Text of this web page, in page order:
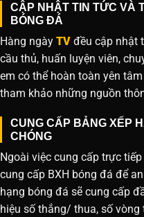
CẬP NHẬT TIN TỨC VÀ
BÓNG ĐÁ
Hàng ngày TV đều cập nhật
cầu thủ, huấn luyện viên,
em có thể hoàn toàn yên
tham khảo những nguồn
CUNG CẤP BẢNG XẾP
CHÓNG
Ngoài việc cung cấp trực
cung cấp BXH bóng đá để
hạng bóng đá sẽ cung cấp
hiệu số thắng/ thua, số vòng